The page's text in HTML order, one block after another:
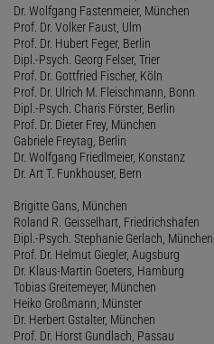
Dr. Wolfgang Fastenmeier, München
Prof. Dr. Volker Faust, Ulm
Prof. Dr. Hubert Feger, Berlin
Dipl.-Psych. Georg Felser, Trier
Prof. Dr. Gottfried Fischer, Köln
Prof. Dr. Ulrich M. Fleischmann, Bonn
Dipl.-Psych. Charis Förster, Berlin
Prof. Dr. Dieter Frey, München
Gabriele Freytag, Berlin
Dr. Wolfgang Friedlmeier, Konstanz
Dr. Art T. Funkhouser, Bern
Brigitte Gans, München
Roland R. Geisselhart, Friedrichshafen
Dipl.-Psych. Stephanie Gerlach, München
Prof. Dr. Helmut Giegler, Augsburg
Dr. Klaus-Martin Goeters, Hamburg
Tobias Greitemeyer, München
Heiko Großmann, Münster
Dr. Herbert Gstalter, München
Prof. Dr. Horst Gundlach, Passau